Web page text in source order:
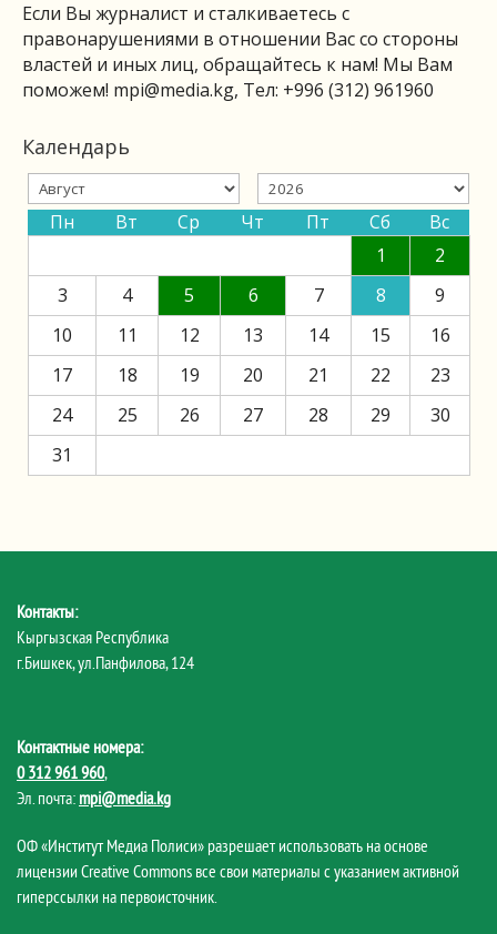
Если Вы журналист и сталкиваетесь с
правонарушениями в отношении Вас со стороны
властей и иных лиц, обращайтесь к нам! Мы Вам
поможем! mpi@media.kg, Тел: +996 (312) 961960
Календарь
Пн Вт Ср Чт Пт Сб
Вс
1
2
3
4 5 6 7 8
9
10
11 12 13 14 15
16
17
18 19 20 21 22
23
24
25 26 27 28 29
30
31
Контакты:
Кыргызская Республика
г.Бишкек, ул.Панфилова, 124
Контактные номера:
0 312 961 960,
Эл. почта: mpi@media.kg
ОФ «Институт Медиа Полиси» разрешает использовать на основе
лицензии Creative Commons все свои материалы с указанием активной
гиперссылки на первоисточник.